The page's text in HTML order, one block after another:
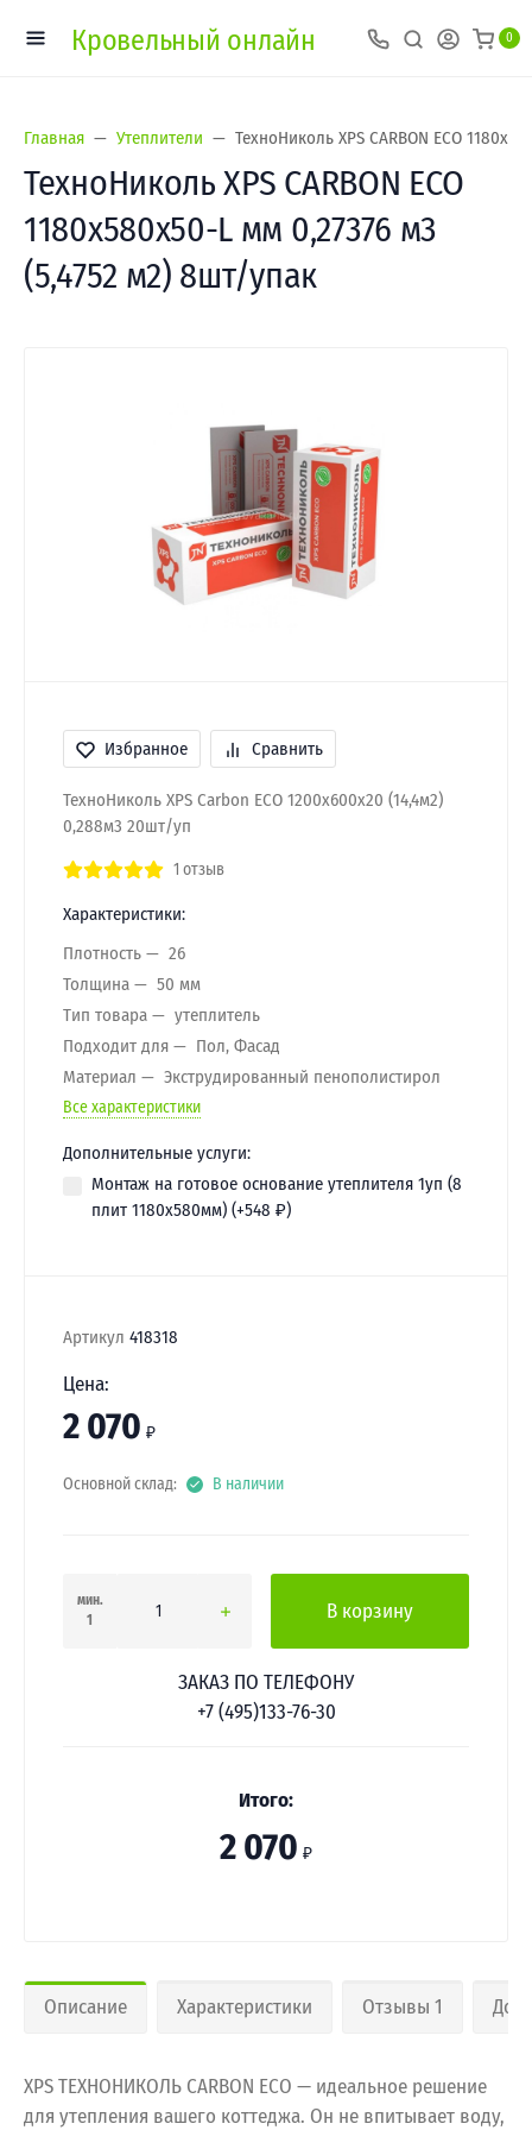
Кровельный онлайн 0
Главная Утеплители ТехноНиколь XPS CARBON ECO
ТехноНиколь XPS CARBON ECO
1180х580х50-L мм 0,27376 м3
(5,4752 м2) 8шт/упак
Избранное Сравнить
ТехноНиколь XPS Carbon ECO 1200х600х20 (14,4м2)
0,288м3 20шт/уп
1 отзыв
Характеристики:
Плотность
26
Толщина
50 мм
Тип товара
утеплитель
Подходит для
Пол, Фасад
Материал
Экструдированный пенополистирол
Все характеристики
Дополнительные услуги:
Монтаж на готовое основание утеплителя 1уп (8
плит 1180х580мм) (+548 ₽)
Артикул 418318
Цена:
2 070 ₽
Основной склад: В наличии
мин.
1
В корзину
ЗАКАЗ ПО ТЕЛЕФОНУ
+7 (495)133-76-30
Итого:
2 070 ₽
Описание Характеристики Отзывы 1
XPS ТЕХНОНИКОЛЬ CARBON ECO — идеальное решение
для утепления вашего коттеджа. Он не впитывает воду,